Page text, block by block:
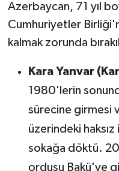
Azerbaycan, 71 yıl
Cumhuriyetler
kalmak zorunda
Kara Yanvar
1980'lerin
sürecine girmesi
üzerindeki haksız
sokağa döktü.
ordusu Bakü'ye